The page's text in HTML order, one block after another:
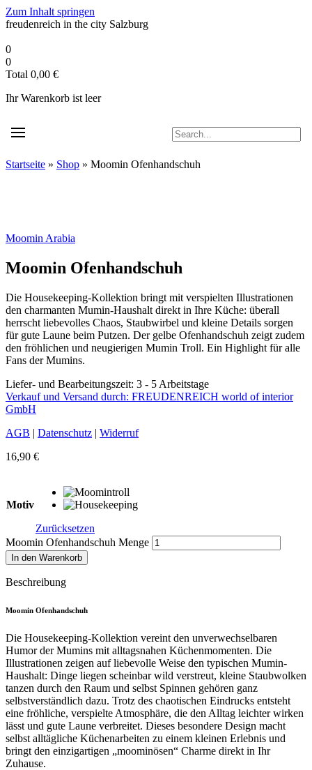
Zum Inhalt springen
freudenreich in the city Salzburg
0
0
Total 0,00 €
Ihr Warenkorb ist leer
Startseite » Shop » Moomin Ofenhandschuh
Moomin Arabia
Moomin Ofenhandschuh
Die Housekeeping-Kollektion bringt mit verspielten Illustrationen
den charmanten Mumin-Haushalt direkt in Ihre Küche: überall
herrscht liebevolles Chaos, Staubwirbel und kleine Details sorgen
für gute Laune beim Putzen. Der gelbe Ofenhandschuh zeigt zudem
den fröhlichen und neugierigen Mumin Troll. Ein Highlight für alle
Fans der Mumins.
Liefer- und Bearbeitungszeit: 3 - 5 Arbeitstage
Verkauf und Versand durch: FREUDENREICH world of interior
GmbH
AGB | Datenschutz | Widerruf
16,90 €
Motiv
Zurücksetzen
Moomin Ofenhandschuh Menge
In den Warenkorb
Beschreibung
Moomin Ofenhandschuh
Die Housekeeping-Kollektion vereint den unverwechselbaren
Humor der Mumins mit alltagsnahen Küchenmomenten. Die
Illustrationen zeigen auf liebevolle Weise den typischen Mumin-
Haushalt: Dinge liegen scheinbar wild verstreut, kleine Staubwolken
tanzen durch den Raum und selbst Spinnen gehören ganz
selbstverständlich dazu. Trotz des chaotischen Eindrucks entsteht
eine fröhliche, verspielte Atmosphäre, die den Alltag leichter wirken
lässt und gute Laune verbreitet. Dieses besondere Design macht
selbst alltägliche Küchenarbeiten zu einem kleinen Erlebnis und
bringt den einzigartigen „moominösen“ Charme direkt in Ihr
Zuhause.